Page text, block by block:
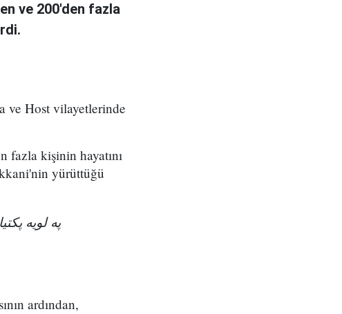
ve 200'den fazla
ve Host vilayetlerinde
fazla kişinin hayatını
yürüttüğü
په لویه
ardından,